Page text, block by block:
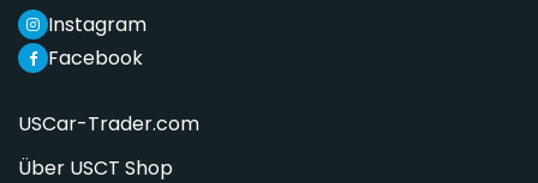
Facebook
Instagram
USCar-Trader.com
Über USCT Shop